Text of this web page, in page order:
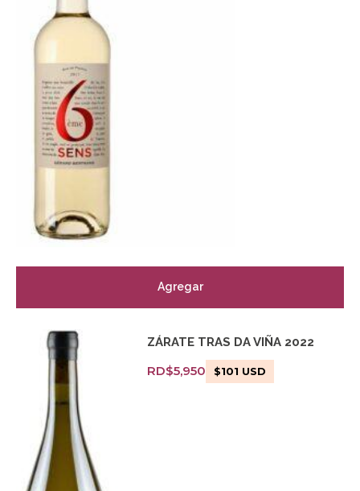
Agregar
ZÁRATE TRAS DA VIÑA 2022
RD$5,950 $101 USD